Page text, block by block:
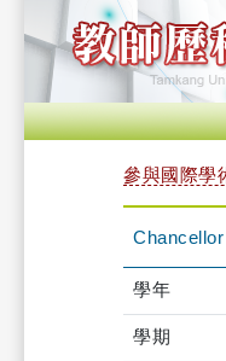
參與國際學
學年
學期